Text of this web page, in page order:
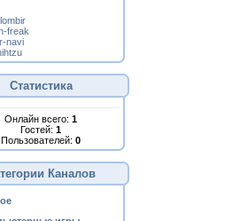
freak
navi
Статистика
Онлайн всего: 1
Гостей: 1
Пользователей: 0
Каналов